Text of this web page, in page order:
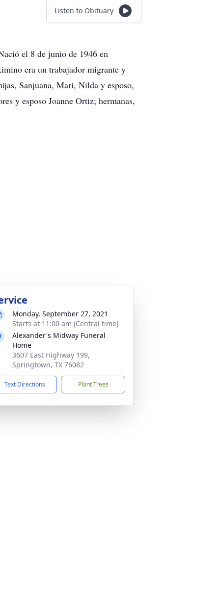
Listen to Obituary
el 8 de junio de 1946 en
era un trabajador migrante y
Sanjuana, Mari, Nilda y esposo,
y esposo Joanne Ortiz; hermanas,
Monday, September 27, 2021
Starts at 11:00 am (Central time)
Alexander's Midway Funeral
Home
3607 East Highway 199,
Springtown, TX 76082
Text Directions Plant Trees